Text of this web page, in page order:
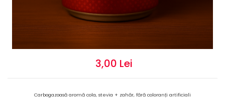
3,00 Lei
Carbogazoasă aromă cola, stevia + zahăr, fără coloranți artificiali